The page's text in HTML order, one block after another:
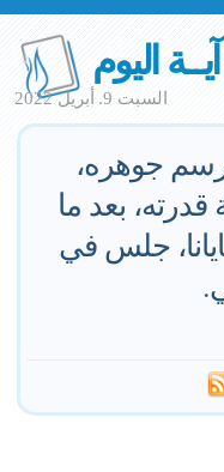
آيــة اليوم
السبت 9. أبريل 2022
جوهره،
بعد ما
جلس في